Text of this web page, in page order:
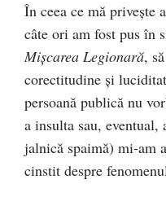
În ceea ce mă privește
câte ori am fost pus în
Mișcarea Legionară,
corectitudine și
persoană publică nu
a insulta sau,
jalnică spaimă) mi-am
cinstit despre